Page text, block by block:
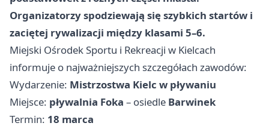
Organizatorzy spodziewają się szybkich startów i
zaciętej rywalizacji między klasami 5–6.
Miejski Ośrodek Sportu i Rekreacji w Kielcach
informuje o najważniejszych szczegółach zawodów:
Wydarzenie: Mistrzostwa Kielc w pływaniu
Miejsce: pływalnia Foka – osiedle Barwinek
Termin: 18 marca